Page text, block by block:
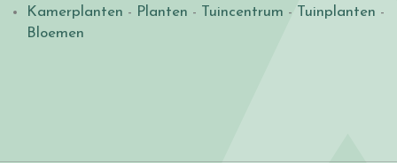
Kamerplanten - Planten - Tuincentrum - Tuinplanten -
Bloemen